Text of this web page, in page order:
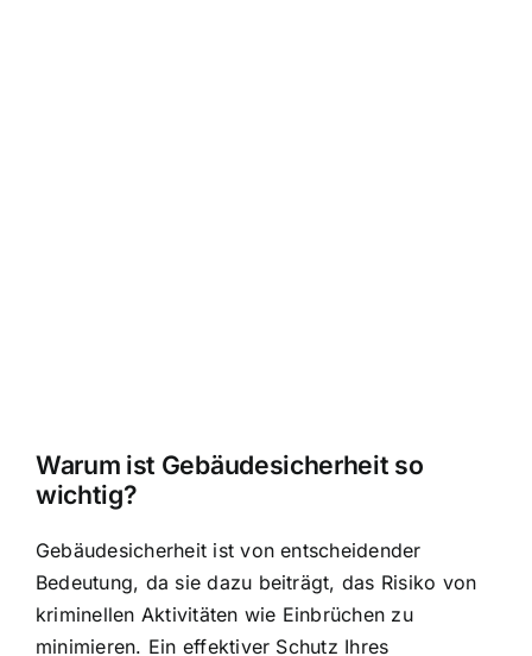
Warum ist Gebäudesicherheit so
wichtig?
Gebäudesicherheit ist von entscheidender
Bedeutung, da sie dazu beiträgt, das Risiko von
kriminellen Aktivitäten wie Einbrüchen zu
minimieren. Ein effektiver Schutz Ihres